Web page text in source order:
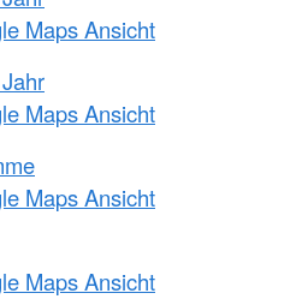
Maps Ansicht
Maps Ansicht
Maps Ansicht
Maps Ansicht